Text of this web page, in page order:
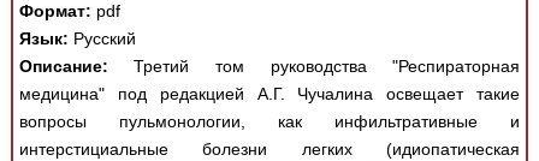
Формат: pdf
Язык: Русский
Описание: Третий том руководства "Респираторная
медицина" под редакцией А.Г. Чучалина освещает такие
вопросы пульмонологии, как инфильтративные и
интерстициальные болезни легких (идиопатическая